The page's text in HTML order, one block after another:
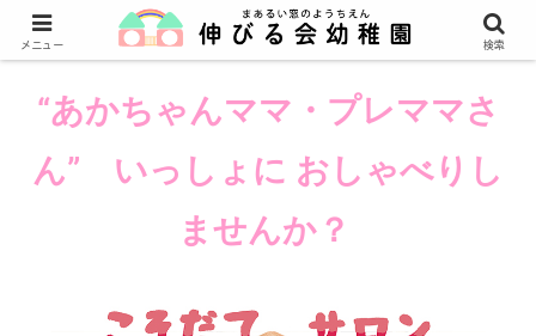
“あかちゃんママ・プレママさ
ん” いっしょに おしゃべりし
ませんか？
メニュー 検索